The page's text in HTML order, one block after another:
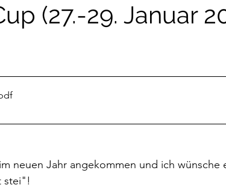
(27.-29. Januar
neuen Jahr angekommen und ich wünsche
stei"!